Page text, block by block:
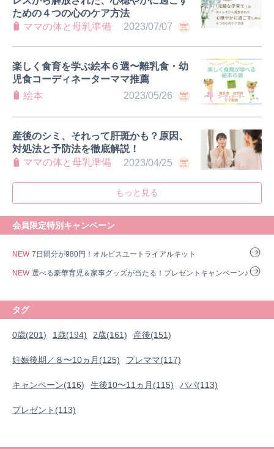
2023/07/07
ための４つの心のケア方法
ママの体と母乳準備
2023/05/26
楽しく食育を学ぶ絵本６選〜離乳食・幼
児食コーディネーターママ推薦
絵本
2023/04/25
産後のシミ、それって肝斑かも？原因、
対処法と予防法を徹底解説！
ママの体と母乳準備
もっと見る
会員限定特別キャンペーン
NEW 7日間分が980円！オルビスユートライアルキット
NEW 選べる豪華育児＆家事グッズが当たる！プレゼントキャンペーン♪
タグ
0歳(201) 1歳(194) 2歳(161) 産後(151)
妊娠後期／８〜10ヵ月(125) プレママ(117)
キャンペーン(116) 生後10〜11ヵ月(115) パパ(113)
プレゼント(113)
1歳
妊娠後期／８〜10ヵ月
プレママ
キャンペーン 生後10〜11ヵ月
パパ
プレゼント